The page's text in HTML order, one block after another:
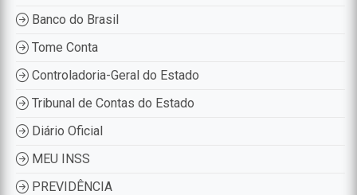
Banco do Brasil
Tome Conta
Controladoria-Geral do Estado
Tribunal de Contas do Estado
Diário Oficial
MEU INSS
PREVIDÊNCIA